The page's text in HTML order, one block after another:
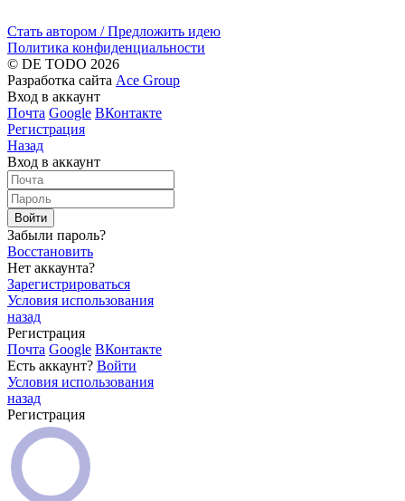
Стать автором / Предложить идею
Политика конфиденциальности
© DE TODO 2026
Разработка сайта Ace Group
Вход в аккаунт
Почта Google ВКонтакте
Регистрация
Назад
Вход в аккаунт
Войти
Забыли пароль?
Восстановить
Нет аккаунта?
Зарегистрироваться
Условия использования
назад
Регистрация
Почта Google ВКонтакте
Есть аккаунт? Войти
Условия использования
назад
Регистрация